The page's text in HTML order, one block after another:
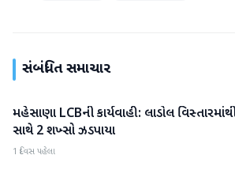
સંબંધિત સમાચાર
મહેસાણા
મહેસાણા LCBની કાર્યવાહી: લાડોલ
સાથે 2 શખ્સો ઝડપાયા
1 દિવસ પહેલા